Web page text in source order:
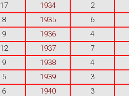
17 1934
2
8 1935
6
9 1936
4
12 1937
7
9 1938
4
5 1939
3
6 1940
3